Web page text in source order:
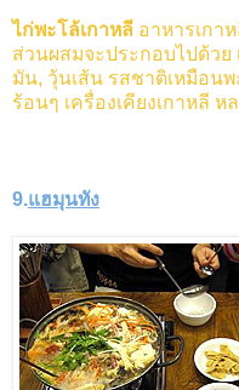
ไก่พะโล้เกาหลี อาหารเกา
ส่วนผสมจะประกอบไปด้วย
มัน, วุ้นเส้น รสชาติเหมือน
ร้อนๆ เครื่องเคียงเกาหลี ห
9.แฮมุนทัง